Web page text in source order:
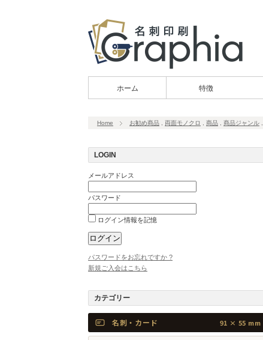
ホーム 特徴
Home お勧め商品 両面モノクロ 商品 商品ジャンル
LOGIN
メールアドレス
パスワード
ログイン情報を記憶
パスワードをお忘れですか ?
新規ご入会はこちら
カテゴリー
名刺・カード 91 × 55 mm